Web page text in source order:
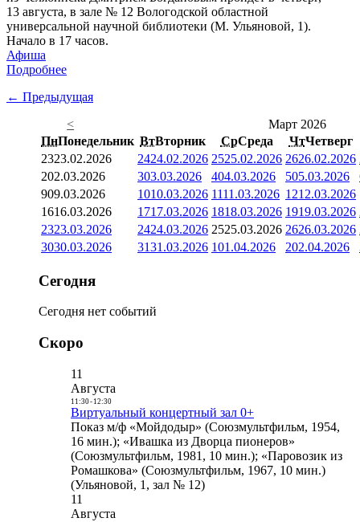
13 августа, в зале № 12 Вологодской областной
универсальной научной библиотеки (М. Ульяновой, 1).
Начало в 17 часов.
Афиша
Подробнее
← Предыдущая
<
Март 2026
ПнПонедельник ВтВторник СрСреда ЧтЧетверг
2323.02.2026 2424.02.2026 2525.02.2026 2626.02.2026
202.03.2026 303.03.2026 404.03.2026 505.03.2026
909.03.2026 1010.03.2026 1111.03.2026 1212.03.2026
1616.03.2026 1717.03.2026 1818.03.2026 1919.03.2026
2323.03.2026 2424.03.2026 2525.03.2026 2626.03.2026
3030.03.2026 3131.03.2026 101.04.2026 202.04.2026
Сегодня
Сегодня нет событий
Скоро
11
Августа
11:30- 12:30
Виртуальный концертный зал 0+
Показ м/ф «Мойдодыр» (Союзмультфильм, 1954,
16 мин.); «Ивашка из Дворца пионеров»
(Союзмультфильм, 1981, 10 мин.); «Паровозик из
Ромашкова» (Союзмультфильм, 1967, 10 мин.)
(Ульяновой, 1, зал № 12)
11
Августа